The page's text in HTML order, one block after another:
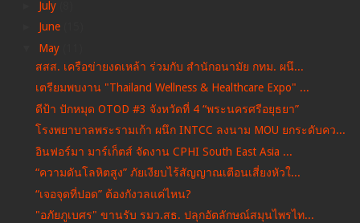
July
June
May
สสส. เครือข่ายงดเหล้า ร่วมกับ สำนักอนามัย กทม. ผนึ...
เตรียมพบงาน "Thailand Wellness & Healthcare Expo" ...
ดีป้า ปักหมุด OTOD #3 จังหวัดที่ 4 “พระนครศรีอยุธยา”
โรงพยาบาลพระรามเก้า ผนึก INTCC ลงนาม MOU ยกระดับคว...
อินฟอร์มา มาร์เก็ตส์ จัดงาน CPHI South East Asia ...
“ความดันโลหิตสูง” ภัยเงียบไร้สัญญาณเตือนเสี่ยงหัวใ...
“เจอจุดที่ปอด” ต้องกังวลแค่ไหน?
"อภัยภูเบศร" ขานรับ รมว.สธ. ปลุกอัตลักษณ์สมุนไพรไท...